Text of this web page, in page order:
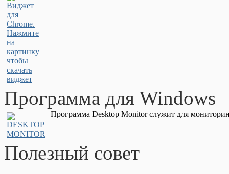
Программа для Windows
Программа Desktop Monitor служит для
Полезный совет